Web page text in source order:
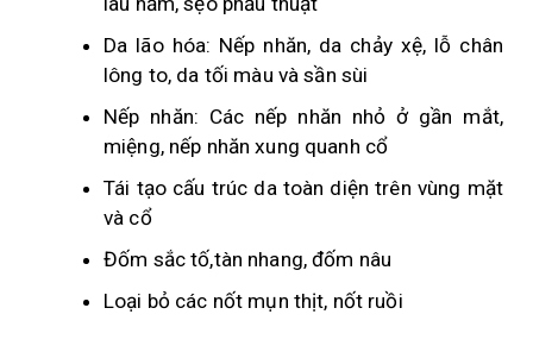
Viêm da ở trẻ sơ sinh là gì?
Da lão hóa: Nếp nhăn, da chảy xệ, lỗ chân
lông to, da tối màu và sần sùi
Nếp nhăn: Các nếp nhăn nhỏ ở gần mắt,
miệng, nếp nhăn xung quanh cổ
Tái tạo cấu trúc da toàn diện trên vùng mặt
và cổ
Đốm sắc tố,tàn nhang, đốm nâu
Loại bỏ các nốt mụn thịt, nốt ruồi